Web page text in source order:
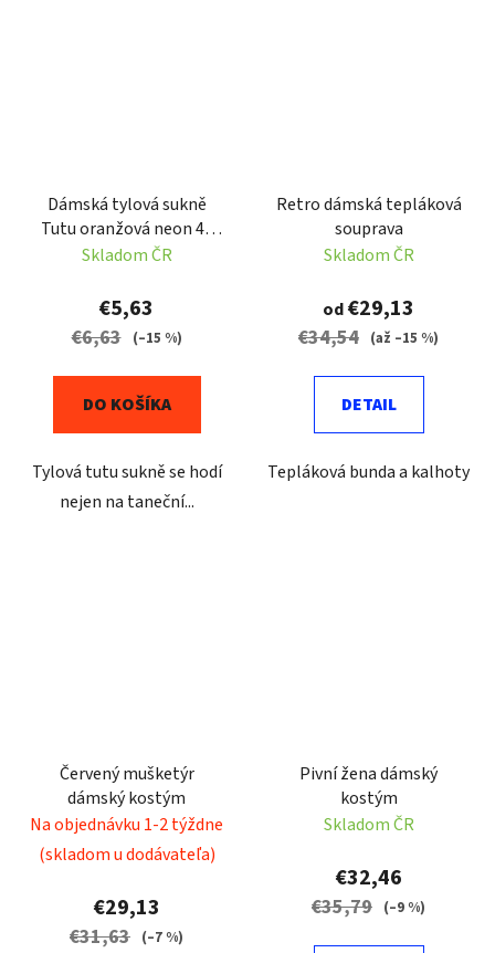
Dámská tylová sukně
Tutu oranžová neon 40
cm
Skladom ČR
€5,63
€6,63 (–15 %)
DO KOŠÍKA
Tylová tutu sukně se hodí
nejen na taneční...
Retro dámská tepláková
souprava
Skladom ČR
od€29,13
€34,54 (až –15 %)
DETAIL
Tepláková bunda a kalhoty
Červený mušketýr
dámský kostým
Na objednávku 1-2 týždne
(skladom u dodávateľa)
€29,13
€31,63 (–7 %)
Pivní žena dámský
kostým
Skladom ČR
€32,46
€35,79 (–9 %)